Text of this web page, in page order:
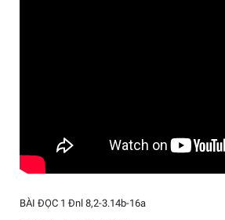
BÀI ĐỌC 1 Đnl 8,2-3.14b-16a